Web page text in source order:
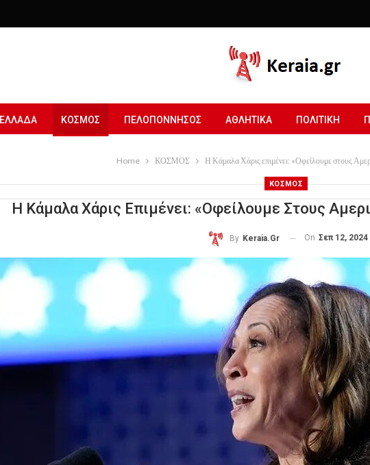
ΕΛΛΑΔΑ ΚΟΣΜΟΣ ΠΕΛΟΠΟΝΝΗΣΟΣ ΑΘΛΗΤΙΚΑ ΠΟΛΙΤΙΚΗ
Home ΚΟΣΜΟΣ Η Κάμαλα Χάρις επιμένει: «Οφείλουμε στους
ΚΟΣΜΟΣ
Η Κάμαλα Χάρις Επιμένει: «Οφείλουμε Στους
By Keraia.gr On Σεπ 12, 2024